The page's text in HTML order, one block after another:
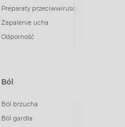
Preparaty przeciwwirusowe
Zapalenie ucha
Odporność
Ból
Ból brzucha
Ból gardła